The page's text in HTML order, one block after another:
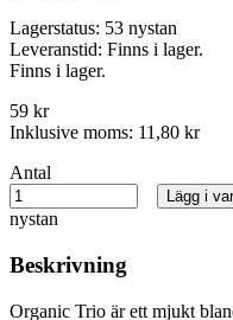
Lagerstatus: 53 nystan
Leveranstid: Finns i lager.
Finns i lager.
59 kr
Inklusive moms: 11,80 kr
Antal
nystan
Lägg i
Beskrivning
Organic Trio är ett mjukt